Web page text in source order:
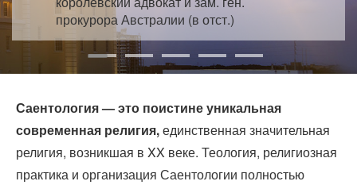
прокурора Австралии (в отст.)
Саентология — это поистине уникальная
современная религия,единственная значительная
религия, возникшая в XX веке. Теология, религиозная
практика и организация Саентологии полностью